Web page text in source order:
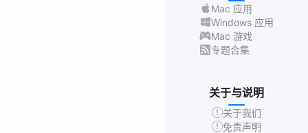
Mac 应用
Windows 应用
Mac 游戏
专题合集
关于与说明
关于我们
免责声明